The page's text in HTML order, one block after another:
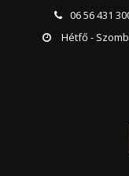
06 56 431
Hétfő -